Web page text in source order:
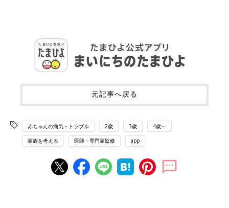
元記事へ戻る
赤ちゃんの病気・トラブル 2歳 3歳 4歳～
家族を考える 医師・専門家監修 app